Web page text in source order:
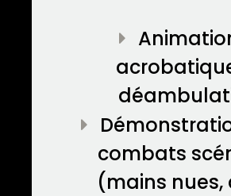
combats
(mains nues,